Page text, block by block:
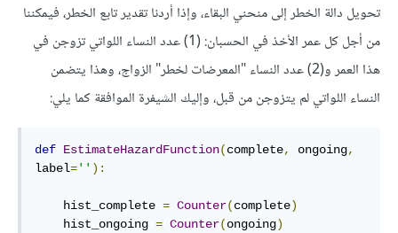
تحويل دالة الخطر إلى منحني البقاء، وإذا أردنا تقدير تابع الخطر، فيمكننا
من أجل كل عمر الأخذ في الحسبان: (1) عدد النساء اللواتي تزوجن في
هذا العمر و(2) عدد النساء "المعرضات لخطر" الزواج، وهذا يتضمن
النساء اللواتي لم يتزوجن من قبل، وإليك الشيفرة الموافقة كما يلي:
def EstimateHazardFunction(complete, ongoing,
label='' ):
    hist_complete
= Counter(complete)
    hist_ongoing
= Counter(ongoing)